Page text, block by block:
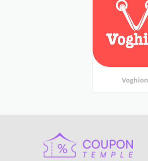
Voghion